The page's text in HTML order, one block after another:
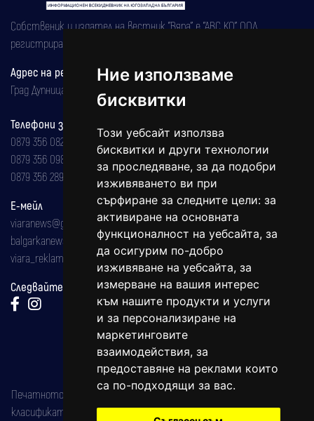
Ние използваме
бисквитки
Този уебсайт използва
бисквитки и други технологии
за проследяване, за да подобри
изживяването ви при
сърфиране за следните цели: за
активиране на основната
функционалност на уебсайта, за
да осигурим по-добро
изживяване на уебсайта, за
измерване на вашия интерес
към нашите продукти и услуги
и за персонализиране на
маркетинговите
взаимодействия, за
предоставяне на реклами които
са по-подходящи за вас.
Собственик и издател на вестник "Вяра" е "АВС КО" ООД,
регистрирана на 08.05.2002 година.
Адрес на редакцията
Град Дупница, ул.''Христо Ботев" 43
Телефони за реклама и абонаменти
0879 356 082
0879 356 098
0879 356 289
Е-мейл
viaranews@gmail.com
balgarkanews@gmail.com
viara_reklama@mail.bg
Следвайте ни:
Печатното издание на вестника е регистрирано в националния
класификатор на печатните издания (Българска национална